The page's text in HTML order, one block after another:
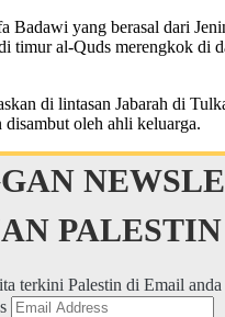
Badawi yang berasal dari
timur al-Quds merengkok di
di lintasan Jabarah di
disambut oleh ahli keluarga.
PALESTIN
terkini Palestin di Email anda